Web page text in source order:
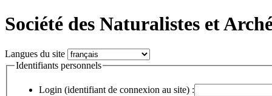
Société des Naturalistes et
Langues du site
Identifiants personnels
Login (identifiant de connexion au site) :